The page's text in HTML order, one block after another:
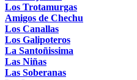
Los Trotamurgas
Amigos de Chechu
Los Canallas
Los Galipoteros
La Santoñissima
Las Niñas
Las Soberanas